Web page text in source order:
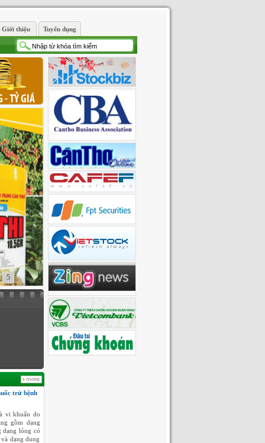
Giới thiệu Tuyển dụng
5
trừ bệnh
vi khuẩn do
gồm dạng
dạng lỏng có
dạng dung